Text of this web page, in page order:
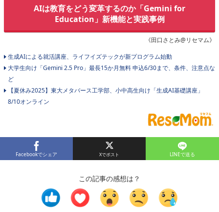
AIは教育をどう変革するのか「Gemini for
Education」新機能と実践事例
《田口さとみ@リセマム》
生成AIによる就活講座、ライフイズテックが新プログラム始動
大学生向け「Gemini 2.5 Pro」最長15か月無料 申込6/30まで、条件、注意点な
ど
【夏休み2025】東大メタバース工学部、小中高生向け「生成AI基礎講座」
8/10オンライン
Facebookでシェア LINEで送る
この記事の感想は？